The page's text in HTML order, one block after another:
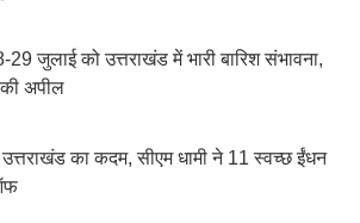
जुलाई को उत्तराखंड में भारी बारिश संभावना,
अपील
उत्तराखंड का कदम, सीएम धामी ने 11 स्वच्छ ईंधन